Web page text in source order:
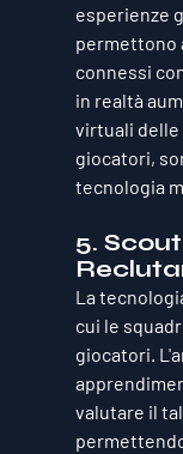
esperienze
permettono
connessi
in realtà
virtuali delle
giocatori,
tecnologia
5.
La
cui le
giocatori.
valutare il